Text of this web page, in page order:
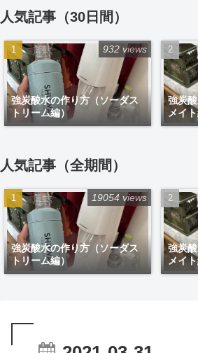
人気記事（30日間）
強炭酸水の作り方（ソーダス
トリーム編）
932 views
強炭
メイ
人気記事（全期間）
強炭酸水の作り方（ソーダス
トリーム編）
19054 views
強炭
メイ